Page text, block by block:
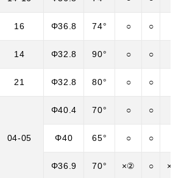
16 Φ36.8 74° ○ ○
14 Φ32.8 90° ○ ○
21 Φ32.8 80° ○ ○
04-05
Φ40.4 70° ○ ○
Φ40 65° ○ ○
Φ36.9 70° ×② ○ ×②